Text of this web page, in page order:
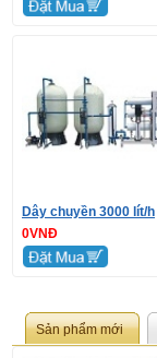
Dây chuyền 3000 lít/h
0VNĐ
Sản phẩm mới